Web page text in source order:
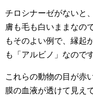
チロシナーゼがないと
膚も毛も白いままなの
もそのよい例で、縁起
も「アルビノ」なのです
これらの動物の目が赤
膜の血液が透けて見え